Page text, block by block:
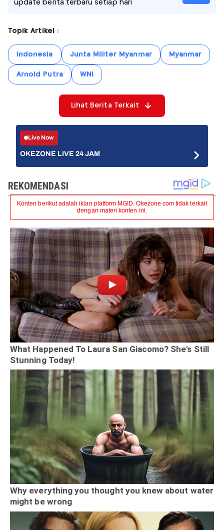
update berita terbaru setiap hari
Topik Artikel :
Indonesia Junta Militer Myanmar Myanmar
Arnold Putra WNI
Lihat Berita Terkait
Live Now
OKEZONE LIVE 24 JAM